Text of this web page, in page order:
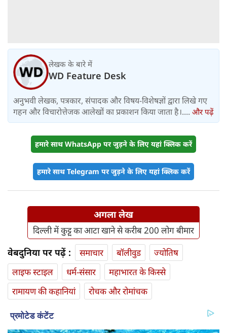
लेखक के बारे में
WD Feature Desk
अनुभवी लेखक, पत्रकार, संपादक और विषय-विशेषज्ञों द्वारा लिखे गए
गहन और विचारोत्तेजक आलेखों का प्रकाशन किया जाता है।.... और पढ़ें
हमारे साथ WhatsApp पर जुड़ने के लिए यहां क्लिक करें
हमारे साथ Telegram पर जुड़ने के लिए यहां क्लिक करें
अगला लेख
दिल्ली में कुट्टू का आटा खाने से करीब 200 लोग बीमार
वेबदुनिया पर पढ़ें : समाचार बॉलीवुड
ज्योतिष
लाइफ स्‍टाइल
धर्म-संसार
महाभारत के किस्से
रामायण की कहानियां
रोचक और रोमांचक